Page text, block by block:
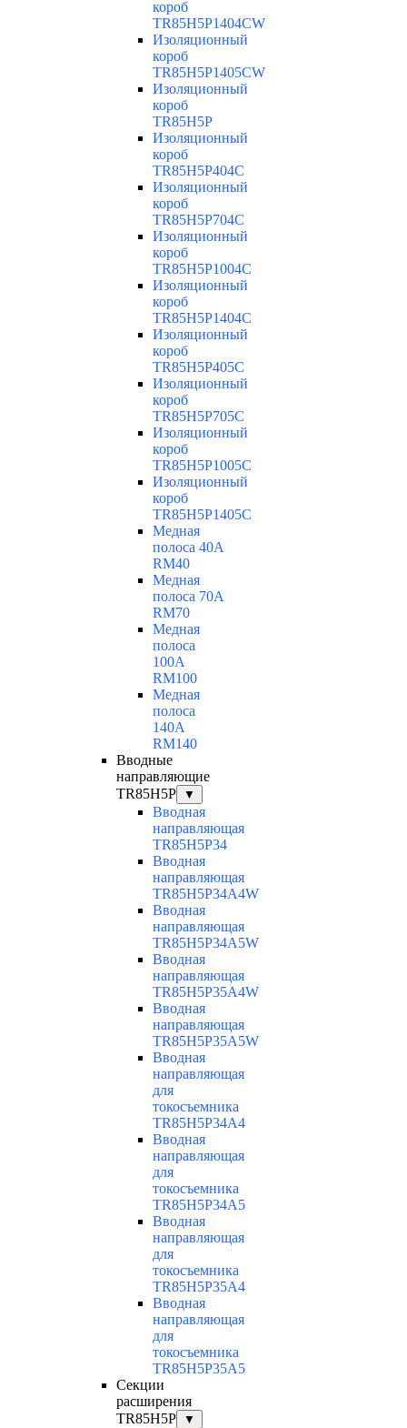
короб
TR85H5P1404CW
Изоляционный
короб
TR85H5P1405CW
Изоляционный
короб
TR85H5P
Изоляционный
короб
TR85H5P404C
Изоляционный
короб
TR85H5P704C
Изоляционный
короб
TR85H5P1004C
Изоляционный
короб
TR85H5P1404C
Изоляционный
короб
TR85H5P405C
Изоляционный
короб
TR85H5P705C
Изоляционный
короб
TR85H5P1005C
Изоляционный
короб
TR85H5P1405C
Медная
полоса 40А
RM40
Медная
полоса 70А
RM70
Медная
полоса
100А
RM100
Медная
полоса
140А
RM140
Вводные
направляющие
TR85H5P
▼
Вводная
направляющая
TR85H5P34
Вводная
направляющая
TR85H5P34A4W
Вводная
направляющая
TR85H5P34A5W
Вводная
направляющая
TR85H5P35A4W
Вводная
направляющая
TR85H5P35A5W
Вводная
направляющая
для
токосъемника
TR85H5P34A4
Вводная
направляющая
для
токосъемника
TR85H5P34A5
Вводная
направляющая
для
токосъемника
TR85H5P35A4
Вводная
направляющая
для
токосъемника
TR85H5P35A5
Секции
расширения
TR85H5P
▼